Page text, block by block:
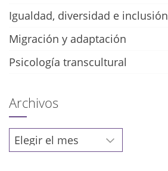
Igualdad, diversidad e inclusión
Migración y adaptación
Psicología transcultural
Archivos
Archivos